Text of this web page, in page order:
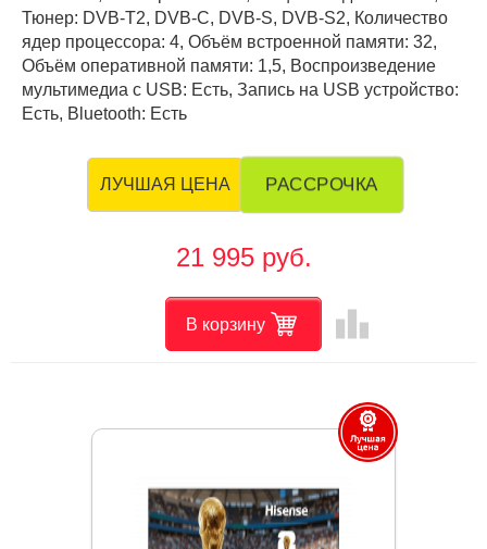
Тюнер: DVB-T2, DVB-C, DVB-S, DVB-S2, Количество
ядер процессора: 4, Объём встроенной памяти: 32,
Объём оперативной памяти: 1,5, Воспроизведение
мультимедиа с USB: Есть, Запись на USB устройство:
Есть, Bluetooth: Есть
ЛУЧШАЯ ЦЕНА РАССРОЧКА
21 995 руб.
В корзину leaderboard